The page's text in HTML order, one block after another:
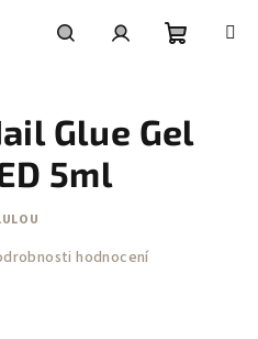
košík
Glue Gel
5ml
hodnocení